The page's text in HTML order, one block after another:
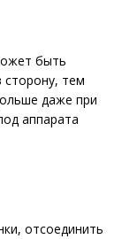
быть
сторону, тем
даже при
аппарата
отсоединить